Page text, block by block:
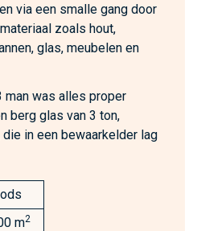
via een smalle gang door
zoals hout,
glas, meubelen en
man was alles proper
berg glas van 3 ton,
in een bewaarkelder lag
m2